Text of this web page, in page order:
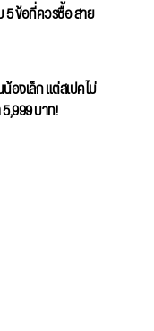
5 ข้อที่ควรซื้อ สาย
องเล็ก แต่สเปคไม่
5,999 บาท!